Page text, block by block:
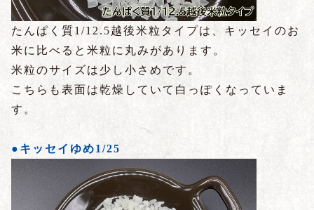
たんぱく質1/12.5越後米粒タイプは、キッセイのお
米に比べると米粒に丸みがあります。
米粒のサイズは少し小さめです。
こちらも表面は乾燥していて白っぽくなっていま
す。
●キッセイゆめ1/25